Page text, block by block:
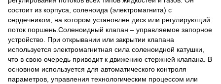
состоит из корпуса, соленоида (электромагнита) с
сердечником, на котором установлен диск или регулирующий
поток поршень.Соленоидный клапан – управляемое запорное
устройство. При открывании или закрытии клапана
используется электромагнитная сила соленоидной катушки,
что в свою очередь приводит к движению стержней клапана. В
основном используется для автоматического контроля
параметров, управления технологическим процессом или